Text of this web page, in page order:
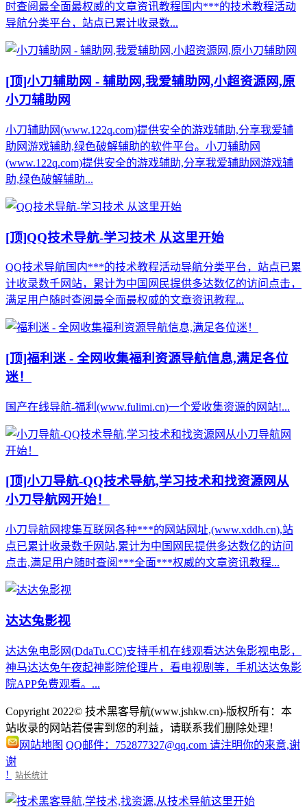
时查阅最全面最权威的文章资讯教程国内***的技术教程活动
导航分类平台，站点已累计收录数...
[顶]小刀辅助网 - 辅助网,我爱辅助网,小超资源网,原
小刀辅助网
小刀辅助网(www.122q.com)提供安全的游戏辅助,分享我爱辅
助网游戏辅助,绿色破解辅助的软件平台。小刀辅助网
(www.122q.com)提供安全的游戏辅助,分享我爱辅助网游戏辅
助,绿色破解辅助...
[顶]QQ技术导航-学习技术 从这里开始
QQ技术导航国内***的技术教程活动导航分类平台，站点已累
计收录数千网站，累计为中国网民提供多达数亿的访问点击，
满足用户随时查阅最全面最权威的文章资讯教程...
[顶]福利迷 - 全网收集福利资源导航信息,满足各位
迷！
国产在线导航-福利(www.fulimi.cn)一个爱收集资源的网站!...
[顶]小刀导航-QQ技术导航,学习技术和找资源网从
小刀导航网开始！
小刀导航网搜集互联网各种***的网站网址,(www.xddh.cn),站
点已累计收录数千网站,累计为中国网民提供多达数亿的访问
点击,满足用户随时查阅***全面***权威的文章资讯教程...
达达兔影视
达达兔电影网(DdaTu.CC)支持手机在线观看达达兔影视电影，
神马达达免午夜起神影院伦理片，看电视剧等，手机达达兔影
院APP免费观看。...
Copyright 2022© 技术黑客导航(www.jshkw.cn)-版权所有：本
站收录的网站若侵害到您的利益，请联系我们删除处理！
网站地图 QQ邮件：752877327@qq.com 请注明你的来意,谢
谢
!
站长统计